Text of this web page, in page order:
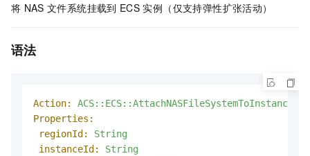
将 NAS 文件系统挂载到 ECS 实例（仅支持弹性扩张活动）
语法
Action:
ACS::ECS::AttachNASFileSystemToInstance
Properties:
regionId:
String
instanceId:
String